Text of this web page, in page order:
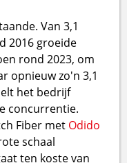
Van 3,1
2016 groeide
rond 2023, om
opnieuw zo'n 3,1
het bedrijf
concurrentie.
Fiber met Odido
schaal
ten koste van